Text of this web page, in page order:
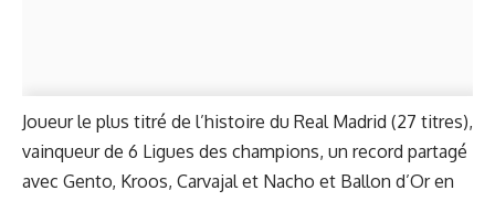
Joueur le plus titré de l’histoire du Real Madrid (27 titres),
vainqueur de 6 Ligues des champions, un record partagé
avec Gento, Kroos, Carvajal et Nacho et Ballon d’Or en